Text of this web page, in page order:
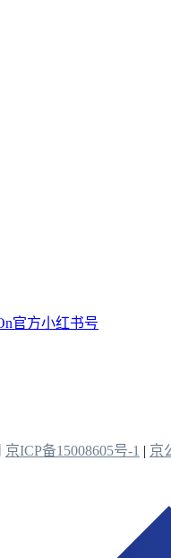
京ICP备15008605号-1 | 京